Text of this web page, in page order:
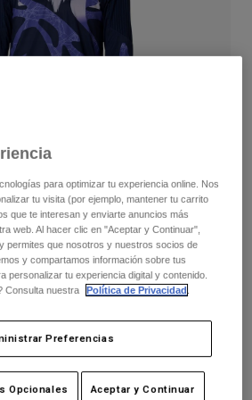
Special Edition
lifestyle.
para optimizar tu experiencia online. Nos
tu visita (por ejemplo, mantener tu carrito
que te interesan y enviarte anuncios más
web. Al hacer clic en "Aceptar y Continuar",
permites que nosotros y nuestros socios de
y compartamos información sobre tus
personalizar tu experiencia digital y contenido.
Consulta nuestra
Política de Privacidad
Preferencias
Opcionales Aceptar y Continuar